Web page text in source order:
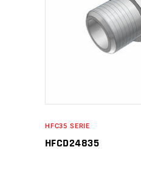
IN DEN
HFC35 SERIE
HFCD24835